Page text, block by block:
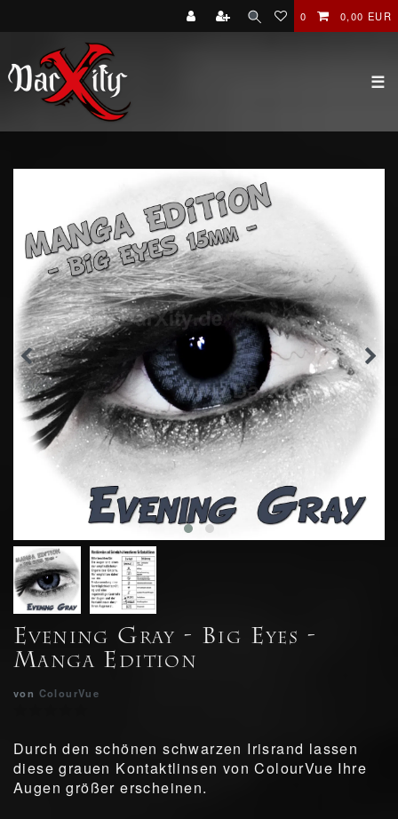
0 0,00 EUR
☰
Evening Gray - Big Eyes -
Manga Edition
von ColourVue
Durch den schönen schwarzen Irisrand lassen
diese grauen Kontaktlinsen von ColourVue Ihre
Augen größer erscheinen.